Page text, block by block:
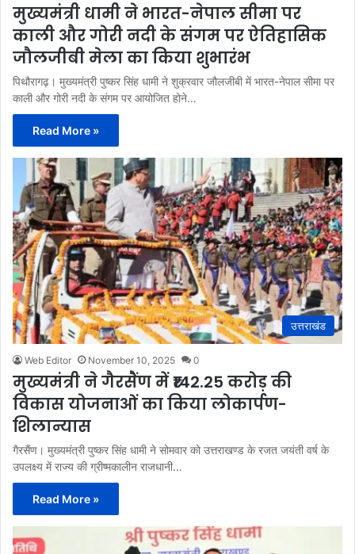
मुख्यमंत्री धामी ने भारत-नेपाल सीमा पर
काली और गोरी नदी के संगम पर ऐतिहासिक
जौलजीबी मेला का किया शुभारंभ
पिथौरागढ़। मुख्यमंत्री पुष्कर सिंह धामी ने शुक्रवार जौलजीबी में भारत-नेपाल सीमा पर
काली और गोरी नदी के संगम पर आयोजित होने…
Read More »
उत्तराखंड
Web Editor November 10, 2025 0
मुख्यमंत्री ने गैरसैंण में ₹142.25 करोड़ की
विकास योजनाओं का किया लोकार्पण-
शिलान्यास
गैरसैंण। मुख्यमंत्री पुष्कर सिंह धामी ने सोमवार को उत्तराखण्ड के रजत जयंती वर्ष के
उपलक्ष्य में राज्य की ग्रीष्मकालीन राजधानी…
Read More »